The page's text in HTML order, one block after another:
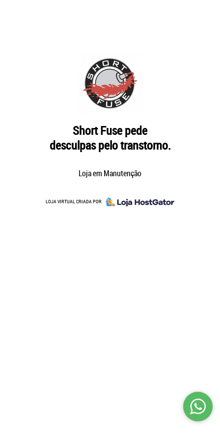
Short Fuse pede
desculpas pelo transtorno.
Loja em Manutenção
LOJA VIRTUAL CRIADA POR